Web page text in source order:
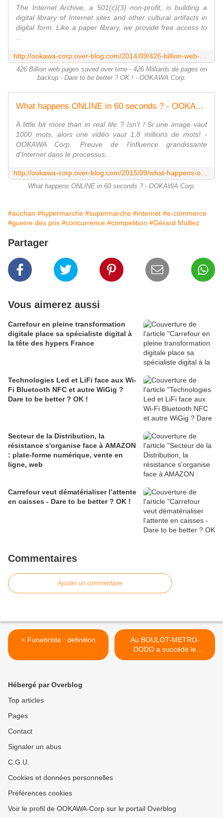
The Internet Archive, a 501(c)(3) non-profit, is building a
digital library of Internet sites and other cultural artifacts in
digital form. Like a paper library, we provide free access to
426 Billion web pages saved over time - 426 Milliards de pages en
backup - Dare to be better ? OK ! - OOKAWA Corp.
What happens ONLINE in 60 seconds ? - OOKAWA Corp.
A little bit more than in real life ? Isn't ! Si une image vaut
1000 mots, alors une vidéo vaut 1,8 millions de mots! -
OOKAWA Corp. Preuve de l'influence grandissante
d'Internet dans le processus...
What happens ONLINE in 60 seconds ? - OOKAWA Corp.
#auchan #hypermarche #supermarche #internet #e-commerce
#guerre des prix #concurrence #competition #Gérard Mulliez
Partager
Vous aimerez aussi
Carrefour en pleine transformation
digitale place sa spécialiste digital à
la tête des hypers France
Technologies Led et LiFi face aux Wi-
Fi Bluetooth NFC et autre WiGig ?
Dare to be better ? OK !
Secteur de la Distribution, la
résistance s'organise face à AMAZON
: plate-forme numérique, vente en
ligne, web
Carrefour veut dématérialiser l’attente
en caisses - Dare to be better ? OK !
Commentaires
Ajouter un commentaire
< Funebriste : definition
Au BOULOT-METRO-
DODO a succédé le
BOULOT-METRO-
Hébergé par Overblog
Top articles
Pages
Contact
Signaler un abus
C.G.U.
Cookies et données personnelles
Préférences cookies
Voir le profil de OOKAWA-Corp sur le portail Overblog